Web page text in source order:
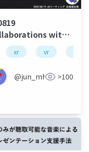
with
xR
Music
in VRChat
xr vr
@jun_mh4g>100